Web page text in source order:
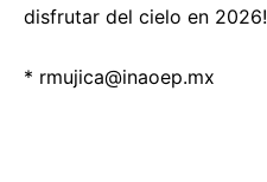
disfrutar del cielo en 2026!
* rmujica@inaoep.mx